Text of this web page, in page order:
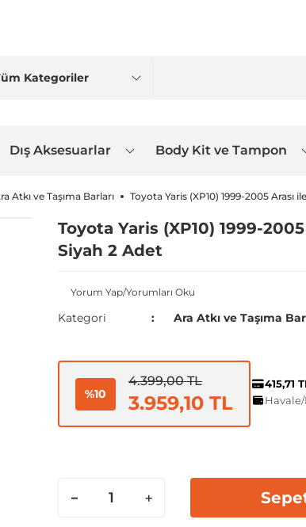
Dış Aksesuarlar Body Kit ve Tampon
Atkı ve Taşıma Barları Toyota Yaris (XP10) 1999-2005 Arası
Toyota Yaris (XP10) 1999-
Siyah 2 Adet
Yorum Yap/Yorumları Oku
Kategori Ara Atkı ve Taşıma
%10
4.399,00 TL
3.959,10 TL
415,71
Havale/